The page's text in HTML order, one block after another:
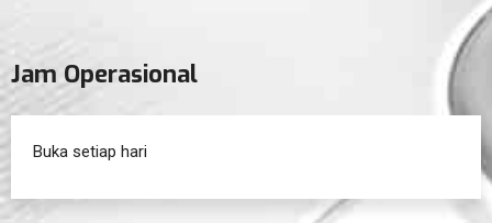
Jam Operasional
Buka setiap hari